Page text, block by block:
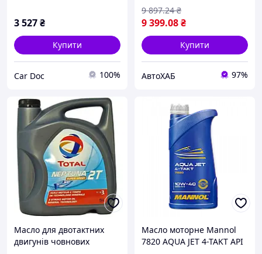
3 527₴
Купити
Car Doc 100%
9 399.08₴
9 897.24 ₴
Купити
АвтоХАБ 97%
Масло для двотактних
двигунів човнових
Масло моторне Mannol
7820 AQUA JET 4-TAKT API